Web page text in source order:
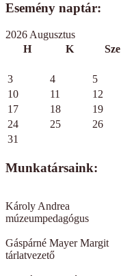
Esemény naptár:
2026 Augusztus
H
K Sze
3
4 5
10
11 12
17
18 19
24
25 26
31
Munkatársaink:
Károly Andrea
múzeumpedagógus
Gáspárné Mayer Margit
tárlatvezető